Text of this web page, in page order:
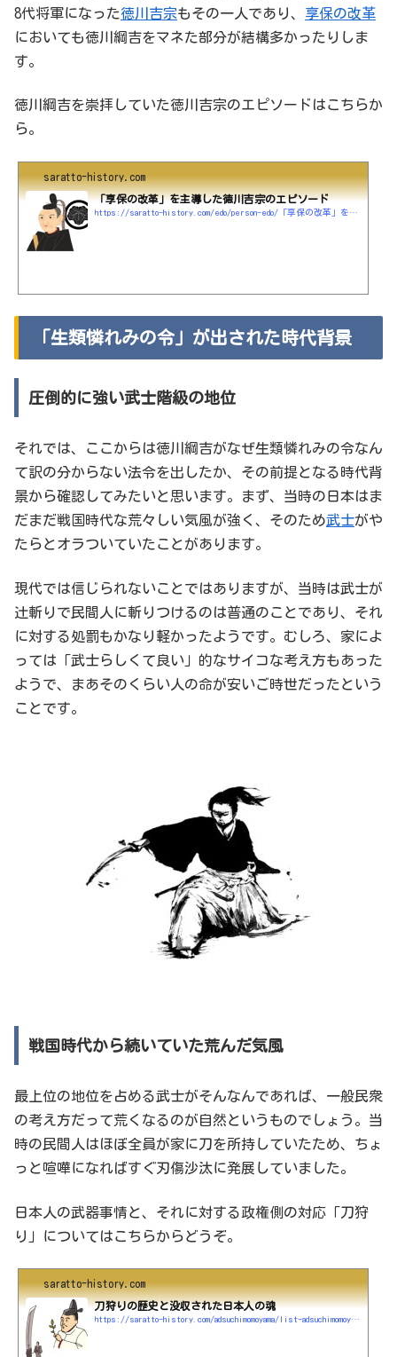
8代将軍になった徳川吉宗もその一人であり、 享保の改革
においても徳川綱吉をマネた部分が結構多かったりしま
す。
徳川綱吉を崇拝していた徳川吉宗のエピソードはこちらか
ら。
saratto-history.com
「享保の改革」を主導した徳川吉宗のエピソード
https://saratto-history.com/edo/person-edo/「享保の改革」を主導した徳川吉宗のエピソード
「生類憐れみの令」が出された時代背景
圧倒的に強い武士階級の地位
それでは、ここからは徳川綱吉がなぜ生類憐れみの令なん
て訳の分からない法令を出したか、その前提となる時代背
景から確認してみたいと思います。まず、当時の日本はま
だまだ戦国時代な荒々しい気風が強く、そのため武士がや
たらとオラついていたことがあります。
現代では信じられないことではありますが、当時は武士が
辻斬りで民間人に斬りつけるのは普通のことであり、それ
に対する処罰もかなり軽かったようです。むしろ、家によ
っては「武士らしくて良い」的なサイコな考え方もあった
ようで、まあそのくらい人の命が安いご時世だったという
ことです。
戦国時代から続いていた荒んだ気風
最上位の地位を占める武士がそんなんであれば、一般民衆
の考え方だって荒くなるのが自然というものでしょう。当
時の民間人はほぼ全員が家に刀を所持していたため、ちょ
っと喧嘩になればすぐ刃傷沙汰に発展していました。
日本人の武器事情と、それに対する政権側の対応「刀狩
り」についてはこちらからどうぞ。
saratto-history.com
刀狩りの歴史と没収された日本人の魂
https://saratto-history.com/adsuchimomoyama/list-adsuchimomoyama/刀狩りの歴史と没収された日本人の魂